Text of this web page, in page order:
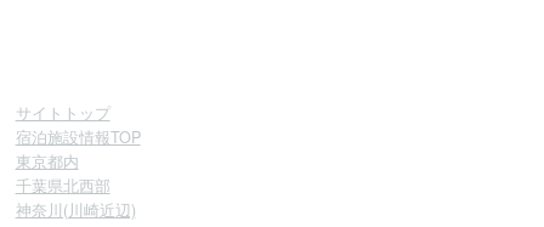
サイトトップ
宿泊施設情報TOP
東京都内
千葉県北西部
神奈川(川崎近辺)